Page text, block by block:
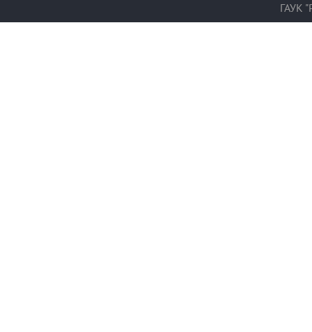
ГАУК